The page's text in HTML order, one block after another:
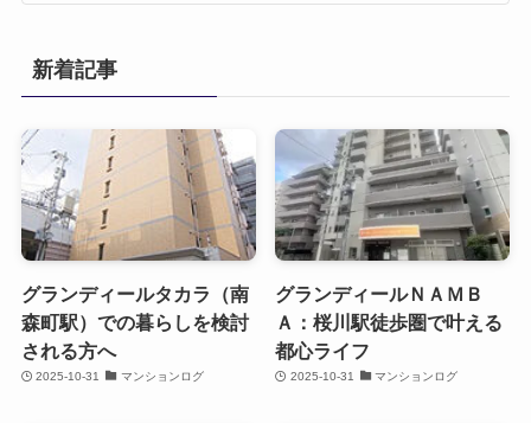
新着記事
グランディールタカラ（南
森町駅）での暮らしを検討
される方へ
2025-10-31 マンションログ
グランディールＮＡＭＢ
Ａ：桜川駅徒歩圏で叶える
都心ライフ
2025-10-31 マンションログ